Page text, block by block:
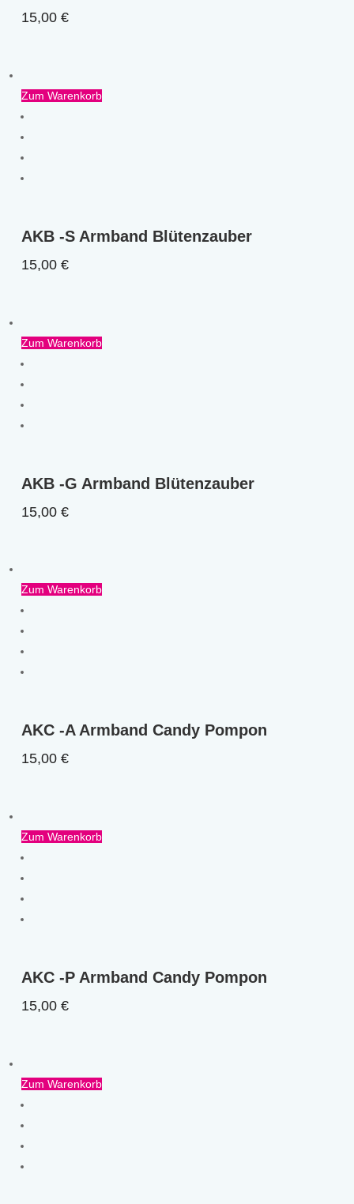
15,00€
Zum Warenkorb
AKB -S Armband Blütenzauber
15,00€
Zum Warenkorb
AKB -G Armband Blütenzauber
15,00€
Zum Warenkorb
AKC -A Armband Candy Pompon
15,00€
Zum Warenkorb
AKC -P Armband Candy Pompon
15,00€
Zum Warenkorb